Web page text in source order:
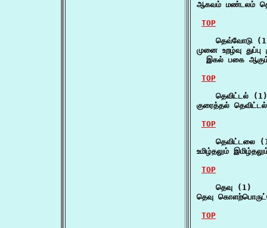
ஆகவம் மண்டலம்
TOP
தெவ்வோடு
முனை உறழ்வு
இகல் பகை
TOP
    தெவிட்டல் (1)
குரைத்தல்
TOP
தெவிட்டலை
உமிழ்தலும்
TOP
    தெவு (1)
தெவு
TOP